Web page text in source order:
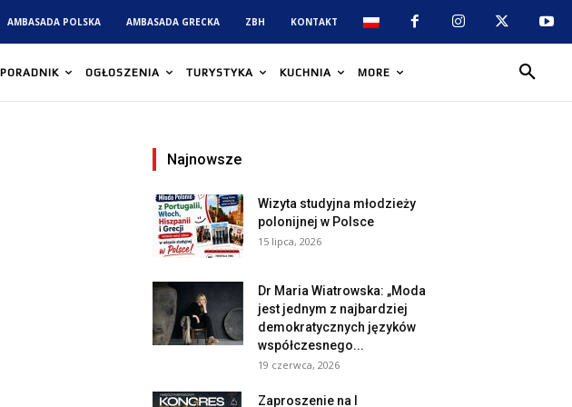
AMBASADA POLSKA AMBASADA GRECKA ZBH KONTAKT
PORADNIK OGŁOSZENIA TURYSTYKA KUCHNIA MORE
Najnowsze
Wizyta studyjna młodzieży
polonijnej w Polsce
15 lipca, 2026
Dr Maria Wiatrowska: „Moda
jest jednym z najbardziej
demokratycznych języków
współczesnego...
19 czerwca, 2026
Zaproszenie na I